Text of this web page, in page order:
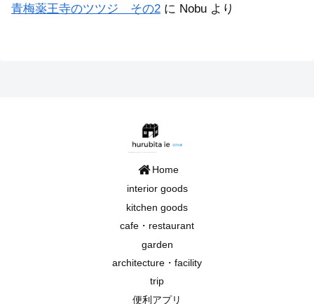
青梅薬王寺のツツジ その2 に Nobu より
Home
interior goods
kitchen goods
cafe・restaurant
garden
architecture・facility
trip
便利アプリ